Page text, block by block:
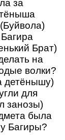
за
Брат)
на
волки?
детёнышу)
для
занозы)
была
Багиры?